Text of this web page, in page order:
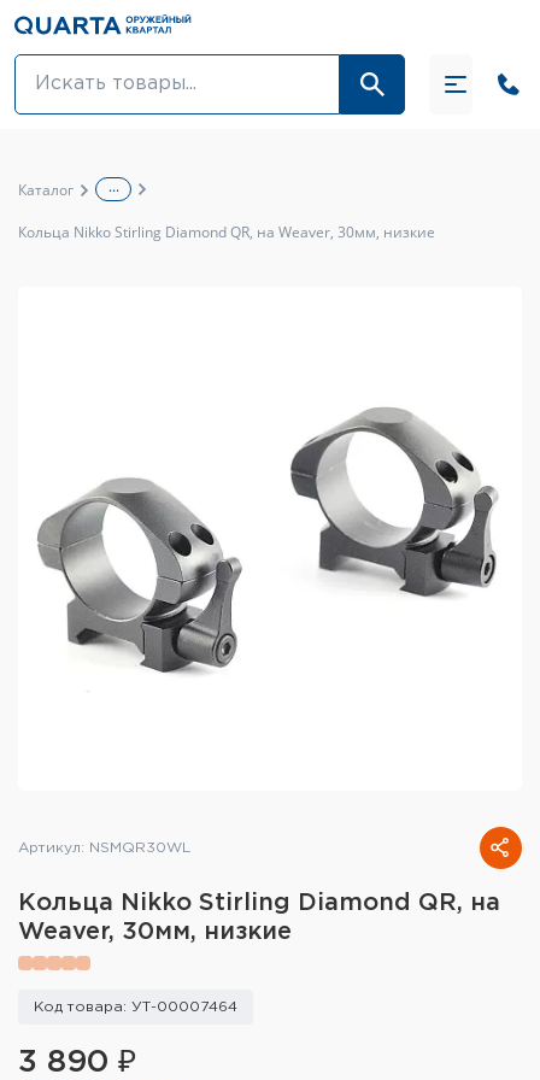
Оптовикам
Обувь
Тактическое снаряжение
Высокоточная стрельба
Спортивная стрельба
Кобуры и системы ношения
снаряжения
Сумки и рюкзаки
Каталог ...
Кольца Nikko Stirling Diamond QR, на Weaver, 30мм, низкие
Артикул: NSMQR30WL
Кольца Nikko Stirling Diamond QR, на
Weaver, 30мм, низкие
Код товара: УТ-00007464
3 890 ₽